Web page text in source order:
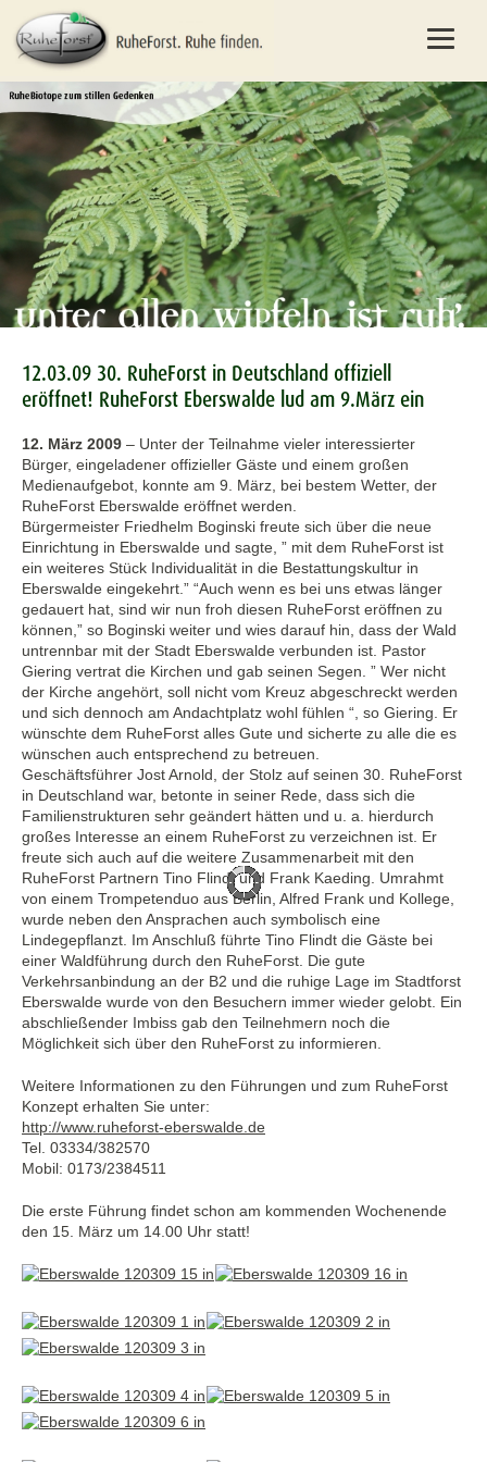
12.03.09 30. RuheForst in Deutschland offiziell
eröffnet! RuheForst Eberswalde lud am 9.März ein
12. März 2009 – Unter der Teilnahme vieler interessierter
Bürger, eingeladener offizieller Gäste und einem großen
Medienaufgebot, konnte am 9. März, bei bestem Wetter, der
RuheForst Eberswalde eröffnet werden.
Bürgermeister Friedhelm Boginski freute sich über die neue
Einrichtung in Eberswalde und sagte, ” mit dem RuheForst ist
ein weiteres Stück Individualität in die Bestattungskultur in
Eberswalde eingekehrt.” “Auch wenn es bei uns etwas länger
gedauert hat, sind wir nun froh diesen RuheForst eröffnen zu
können,” so Boginski weiter und wies darauf hin, dass der Wald
untrennbar mit der Stadt Eberswalde verbunden ist. Pastor
Giering vertrat die Kirchen und gab seinen Segen. ” Wer nicht
der Kirche angehört, soll nicht vom Kreuz abgeschreckt werden
und sich dennoch am Andachtplatz wohl fühlen “, so Giering. Er
wünschte dem RuheForst alles Gute und sicherte zu alle die es
wünschen auch entsprechend zu betreuen.
Geschäftsführer Jost Arnold, der Stolz auf seinen 30. RuheForst
in Deutschland war, betonte in seiner Rede, dass sich die
Familienstrukturen sehr geändert hätten und u. a. hierdurch
großes Interesse an einem RuheForst zu verzeichnen ist. Er
freute sich auch auf die weitere Zusammenarbeit mit den
RuheForst Partnern Tino Flindt und Frank Kaeding. Umrahmt
von einem Trompetenduo aus Berlin, Alfred Frank und Kollege,
wurde neben den Ansprachen auch symbolisch eine
Lindegepflanzt. Im Anschluß führte Tino Flindt die Gäste bei
einer Waldführung durch den RuheForst. Die gute
Verkehrsanbindung an der B2 und die ruhige Lage im Stadtforst
Eberswalde wurde von den Besuchern immer wieder gelobt. Ein
abschließender Imbiss gab den Teilnehmern noch die
Möglichkeit sich über den RuheForst zu informieren.
Weitere Informationen zu den Führungen und zum RuheForst
Konzept erhalten Sie unter:
http://www.ruheforst-eberswalde.de
Tel. 03334/382570
Mobil: 0173/2384511
Die erste Führung findet schon am kommenden Wochenende
den 15. März um 14.00 Uhr statt!